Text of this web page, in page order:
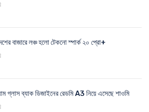
বাজারে লঞ্চ হলো টেকনো স্পার্ক ২০ প্রো+
গ্লাস ব্যাক ডিজাইনের রেডমি A3 নিয়ে এসেছে শাওমি